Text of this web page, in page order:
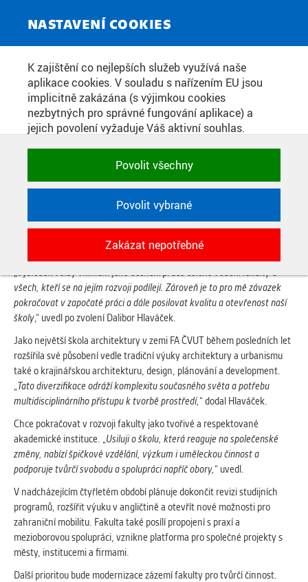
NASTAVENÍ COOKIES
K zajištění co nejlepších služeb využívá naše
aplikace cookies. V souladu s nařízením EU jsou
implicitně zakázána (s výjimkou cookies
nezbytných pro správné fungování aplikace) a
jejich povolení vyžaduje Váš aktivní souhlas.
zakázat, případně vybrat a povolit cookies podle
kategorie. Svoje rozhodnutí můžete samozřejmě
kdykoli změnit.
POTŘEBNÉ
Technické cookies využívané aplikacemi
ČVUT pro uchování jejich nastavení,
vlastností a identifikátorů relace. Jsou
nezbytné pro správné fungování a jsou
vždy aktivní.
ANALYTICKÉ
Slouží pro získávání anonymizovaných
statistických údajů, které nám pomáhají
vylepšovat naše aplikace. Zpravidla jde o
těmto účelům využíváme.
MARKETINGOVÉ
Využívané za účelem zobrazení
správných nabídek a cílení obsahu podle
Vašich preferencí. Zpravidla jde o
cookies systémů třetích stran, které nám
s analýzou uživatelského chování
Povolit všechny
Povolit vybrané
Zakázat nepotřebné
ZPRAVODAJSKÝ SERVIS
DALIBOR HLAVÁČEK BYL ZNOVU
ZVOLEN DĚKANEM FAKULTY
ARCHITEKTURY ČVUT
6. 11. 2025
Akademický senát Fakulty architektury ČVUT v Praze zvolil 5.
listopadu 2025 Dalibora Hlaváčka do funkce děkana. Po jmenování
rektorem naváže v únoru 2026 na své první funkční období. Z
pro něj hlasovali všichni senátoři a senátorky.
„Výsledek volby vnímám jako ocenění práce celého vedení fakulty a
všech, kteří se na jejím rozvoji podílejí. Zároveň je to pro mě závazek
pokračovat v započaté práci a dále posilovat kvalitu a otevřenost naší
školy,“ uvedl po zvolení Dalibor Hlaváček.
Jako největší škola architektury v zemi FA ČVUT během posledních let
rozšířila své působení vedle tradiční výuky architektury a urbanismu
také o krajinářskou architekturu, design, plánování a development.
„Tato diverzifikace odráží komplexitu současného světa a potřebu
multidisciplinárního přístupu k tvorbě prostředí,“ dodal Hlaváček.
Chce pokračovat v rozvoji fakulty jako tvořivé a respektované
akademické instituce. „Usiluji o školu, která reaguje na společenské
změny, nabízí špičkové vzdělání, výzkum i uměleckou činnost a
podporuje tvůrčí svobodu a spolupráci napříč obory,“ uvedl.
V nadcházejícím čtyřletém období plánuje dokončit revizi studijních
programů, rozšířit výuku v angličtině a otevřít nové možnosti pro
zahraniční mobilitu. Fakulta také posílí propojení s praxí a
mezioborovou spolupráci, vznikne platforma pro společné projekty s
městy, institucemi a firmami.
Další prioritou bude modernizace zázemí fakulty pro tvůrčí činnost.